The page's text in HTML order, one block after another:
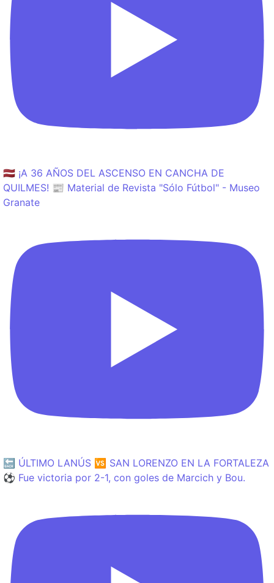
🇱🇻 ¡A 36 AÑOS DEL ASCENSO EN CANCHA DE
QUILMES! 📰 Material de Revista "Sólo Fútbol" - Museo
Granate
🔙 ÚLTIMO LANÚS 🆚 SAN LORENZO EN LA FORTALEZA
⚽️ Fue victoria por 2-1, con goles de Marcich y Bou.